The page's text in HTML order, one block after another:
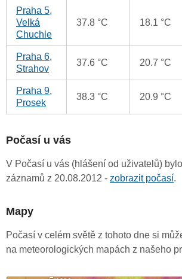
Praha 5,
Velká
Chuchle
37.8 °C 18.1 °C
Praha 6,
Strahov
37.6 °C 20.7 °C
Praha 9,
Prosek
38.3 °C 20.9 °C
Počasí u vás
V Počasí u vás (hlášení od uživatelů)
záznamů z 20.08.2012 - zobrazit počasí.
Mapy
Počasí v celém světě z tohoto dne si
na meteorologických mapách z našeho